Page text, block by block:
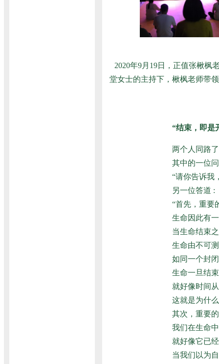
2020年9月19日，正值张楸枫
堂女士的主持下，楸枫老师带
“结束，即是
两个人同路
其中的一位
“请你告诉我
另一位答道 :
“首先，重要
生命因此有
当生命结束
生命由不可
如同一个封
生命一旦结
就好像时间
这就是为什
其次，重要
我们在生命
就好像它已
当我们以为